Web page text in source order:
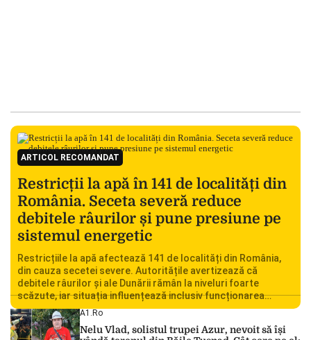
ARTICOL RECOMANDAT
Restricții la apă în 141 de localități din
România. Seceta severă reduce
debitele râurilor și pune presiune pe
sistemul energetic
Restricțiile la apă afectează 141 de localități din România,
din cauza secetei severe. Autoritățile avertizează că
debitele râurilor și ale Dunării rămân la niveluri foarte
scăzute, iar situația influențează inclusiv funcționarea
Centralei Nucleare de la Cernavodă. România se confruntă
cu una dintre cele mai dificile perioade din punct de vedere
hidrologic din ultimii ani. Lipsa […]
A1.ro
Nelu Vlad, solistul trupei Azur, nevoit să își